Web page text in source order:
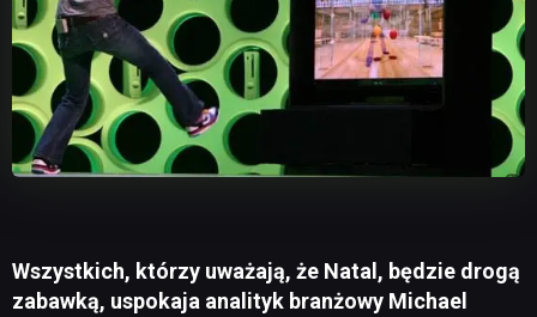
Wszystkich, którzy uważają, że Natal, będzie drogą
zabawką, uspokaja analityk branżowy Michael